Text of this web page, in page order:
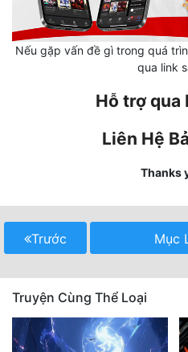
Quân Sự
Sảng Văn
Tiểu Thuyết
Trinh Thám
Trùng Sinh
Trọng Sinh
Nếu gặp vấn đề gì trong quá
qua link
Hỗ trợ qua
Liên Hệ
Thanks
Trước Mục
Truyện Cùng Thể Loại